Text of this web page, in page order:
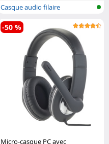
Casque audio filaire
Micro-casque PC avec
-50 %